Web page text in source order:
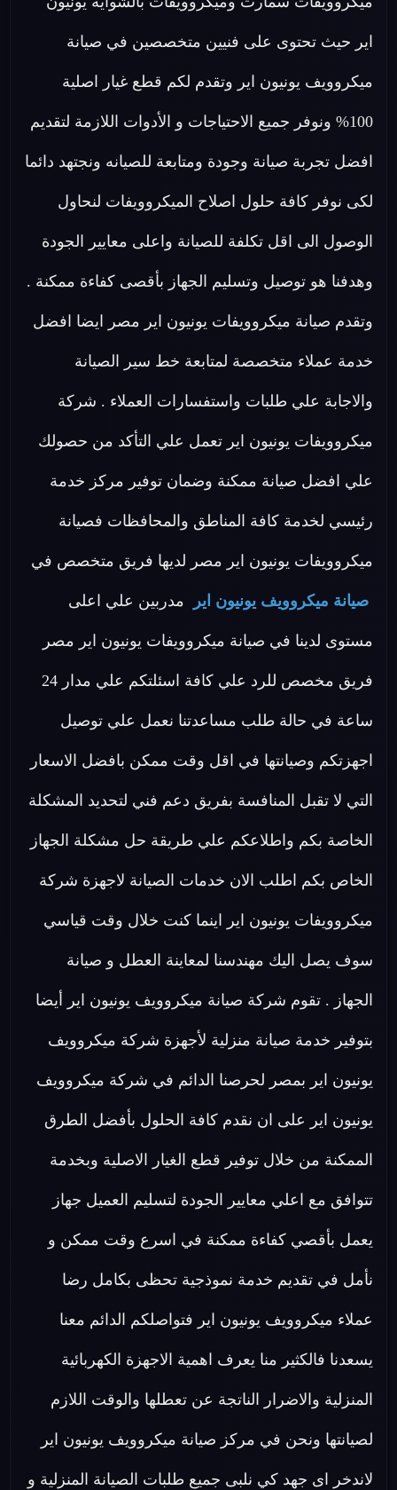
اير حيث تحتوى على فنيين متخصصين في صيانة
ميكروويف يونيون اير وتقدم لكم قطع غيار اصلية
100% ونوفر جميع الاحتياجات و الأدوات اللازمة لتقديم
افضل تجربة صيانة وجودة ومتابعة للصيانه ونجتهد دائما
لكى نوفر كافة حلول اصلاح الميكروويفات لنحاول
الوصول الى اقل تكلفة للصيانة واعلى معايير الجودة
وهدفنا هو توصيل وتسليم الجهاز بأقصى كفاءة ممكنة .
وتقدم صيانة ميكروويفات يونيون اير مصر ايضا افضل
خدمة عملاء متخصصة لمتابعة خط سير الصيانة
والاجابة علي طلبات واستفسارات العملاء . شركة
ميكروويفات يونيون اير تعمل علي التأكد من حصولك
علي افضل صيانة ممكنة وضمان توفير مركز خدمة
رئيسي لخدمة كافة المناطق والمحافظات فصيانة
ميكروويفات يونيون اير مصر لديها فريق متخصص في
صيانة ميكروويف يونيون اير مدربين علي اعلى
مستوى لدينا في صيانة ميكروويفات يونيون اير مصر
فريق مخصص للرد علي كافة اسئلتكم علي مدار 24
ساعة في حالة طلب مساعدتنا نعمل علي توصيل
اجهزتكم وصيانتها في اقل وقت ممكن بافضل الاسعار
التي لا تقبل المنافسة بفريق دعم فني لتحديد المشكلة
الخاصة بكم واطلاعكم علي طريقة حل مشكلة الجهاز
الخاص بكم اطلب الان خدمات الصيانة لاجهزة شركة
ميكروويفات يونيون اير اينما كنت خلال وقت قياسي
سوف يصل اليك مهندسنا لمعاينة العطل و صيانة
الجهاز . تقوم شركة صيانة ميكروويف يونيون اير أيضا
بتوفير خدمة صيانة منزلية لأجهزة شركة ميكروويف
يونيون اير بمصر لحرصنا الدائم في شركة ميكروويف
يونيون اير على ان نقدم كافة الحلول بأفضل الطرق
الممكنة من خلال توفير قطع الغيار الاصلية وبخدمة
تتوافق مع اعلي معايير الجودة لتسليم العميل جهاز
يعمل بأقصي كفاءة ممكنة في اسرع وقت ممكن و
نأمل في تقديم خدمة نموذجية تحظى بكامل رضا
عملاء ميكروويف يونيون اير فتواصلكم الدائم معنا
يسعدنا فالكثير منا يعرف اهمية الاجهزة الكهربائية
المنزلية والاضرار الناتجة عن تعطلها والوقت اللازم
لصيانتها ونحن في مركز صيانة ميكروويف يونيون اير
لاندخر اى جهد كي نلبى جميع طلبات الصيانة المنزلية و